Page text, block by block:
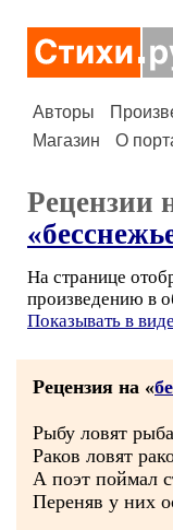
Авторы
Магазин
О
Рецензии
На странице
произведению в
Показывать в
Рецензия на «
Рыбу ловят
Раков ловят
А поэт поймал
Переняв у них